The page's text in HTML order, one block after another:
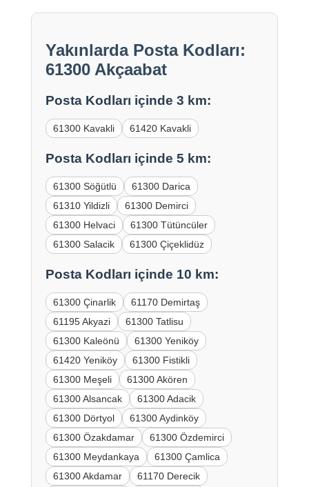
Yakınlarda Posta Kodları:
61300 Akçaabat
Posta Kodları içinde 3 km:
61300 Kavakli 61420 Kavakli
Posta Kodları içinde 5 km:
61300 Söğütlü
61300 Darica
61310 Yildizli
61300 Demirci
61300 Helvaci
61300 Tütüncüler
61300 Salacik
61300 Çiçeklidüz
Posta Kodları içinde 10 km:
61300 Çinarlik
61170 Demirtaş
61195 Akyazi
61300 Tatlisu
61300 Kaleönü
61300 Yeniköy
61420 Yeniköy
61300 Fistikli
61300 Meşeli
61300 Akören
61300 Alsancak
61300 Adacik
61300 Dörtyol
61300 Aydinköy
61300 Özakdamar
61300 Özdemirci
61300 Meydankaya
61300 Çamlica
61300 Akdamar
61170 Derecik